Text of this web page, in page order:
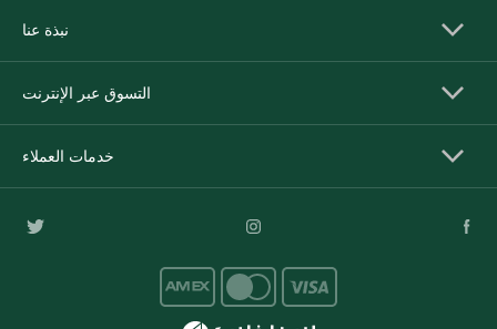
نبذة عنا
التسوق عبر الإنترنت
خدمات العملاء